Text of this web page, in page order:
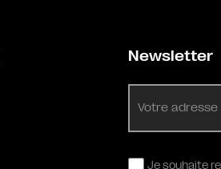
Newsletter
mail
RGPDJe souhaite